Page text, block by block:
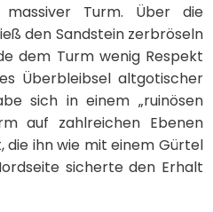
Turm. Über die
den Sandstein zerbröseln
dem Turm wenig Respekt
Überbleibsel altgotischer
sich in einem „ruinösen
auf zahlreichen Ebenen
ihn wie mit einem Gürtel
sicherte den Erhalt